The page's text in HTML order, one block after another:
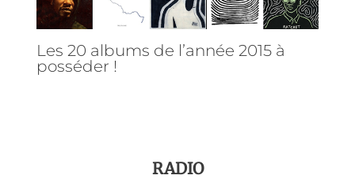
Les 20 albums de l’année 2015 à
posséder !
RADIO